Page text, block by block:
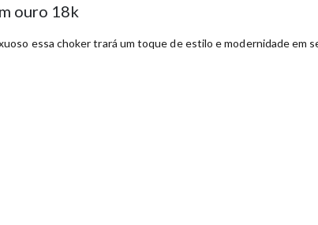
ouro 18k
essa choker trará um toque de estilo e modernidade em